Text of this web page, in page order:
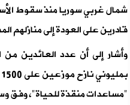
شمال غربي سوريا منذ سقوط
قادرين على العودة إلى منازلهم
وأشار إلى أن عدد العائدين
"مساعدات منقذة للحياة"، وفق